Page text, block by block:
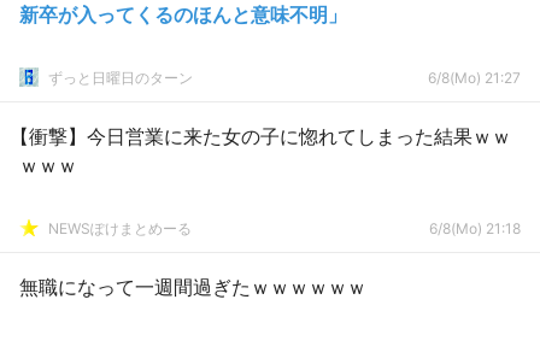
新卒が入ってくるのほんと意味不明」
ずっと日曜日のターン 6/8(Mo) 21:27
【衝撃】今日営業に来た女の子に惚れてしまった結果ｗｗ
ｗｗｗ
NEWSぽけまとめーる 6/8(Mo) 21:18
無職になって一週間過ぎたｗｗｗｗｗｗ